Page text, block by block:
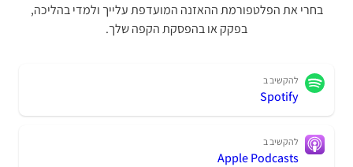
בחרי את הפלטפורמת ההאזנה המועדפת עלייך ולמדי בהליכה,
בפקק או בהפסקת הקפה שלך.
להקשיב ב
Spotify
להקשיב ב
Apple Podcasts